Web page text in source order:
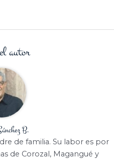
autor
B.
de familia. Su labor es por
de Corozal, Magangué y